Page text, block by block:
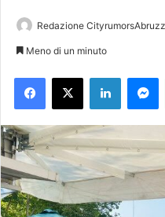
Redazione
Meno di un minuto